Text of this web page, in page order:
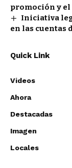
promoción y
Iniciativa
en las cuentas
Quick Link
Videos
Ahora
Destacadas
Imagen
Locales